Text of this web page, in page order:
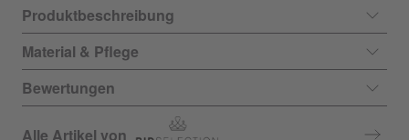
Produktbeschreibung
Material & Pflege
Bewertungen
Alle Artikel von